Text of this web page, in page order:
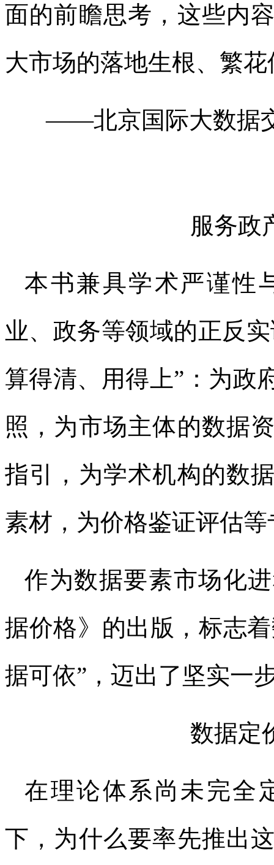
面的前瞻思考，这些内
大市场的落地生根、繁花
——北京国际大数据
服务政
本书兼具学术严谨性
业、政务等领域的正反
算得清、用得上”：为政
照，为市场主体的数据
指引，为学术机构的数
素材，为价格鉴证评估
作为数据要素市场化
据价格》的出版，标志
据可依”，迈出了坚实一
数据定
在理论体系尚未完全
下，为什么要率先推出